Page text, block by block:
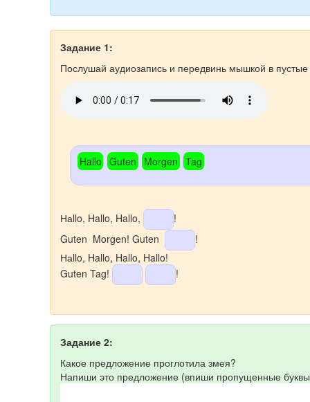
Задание 1:
Послушай аудиозапись и передвинь мышкой в
Hallo Guten Morgen Tag
Наllo, Hallo, Hallo,
!
Guten Morgen! Guten
!
Наllo, Hallo, Hallo, Hallo!
Guten Tag!
!
Задание 2:
Какое предложение проглотила змея?
Напиши это предложение (впиши пропущенные